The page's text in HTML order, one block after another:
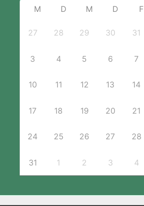
M D M D F
27 28 29 30 31
3 4 5 6 7
10 11 12 13 14
17 18 19 20 21
24 25 26 27 28
31 1 2 3 4